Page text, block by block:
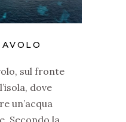
sul fronte
dove
un’acqua